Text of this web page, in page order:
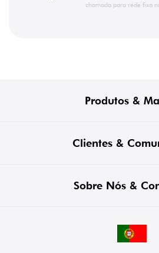
chamada para rede fixa
Produtos &
Clientes &
Sobre Nós &